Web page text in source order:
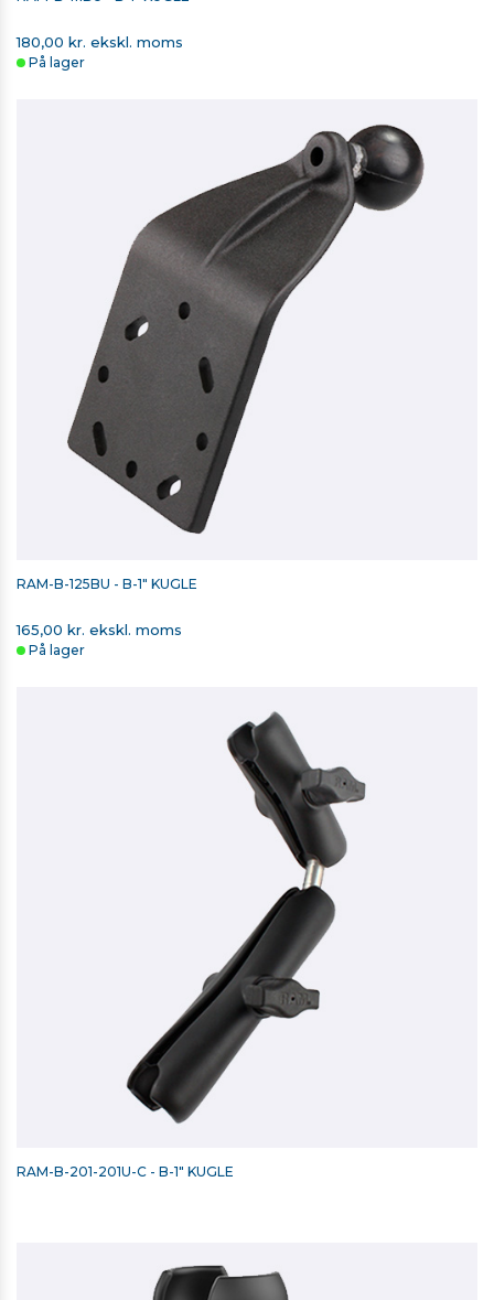
180,00 kr. ekskl. moms
På lager
RAM-B-125BU - B-1" KUGLE
165,00 kr. ekskl. moms
På lager
RAM-B-201-201U-C - B-1" KUGLE